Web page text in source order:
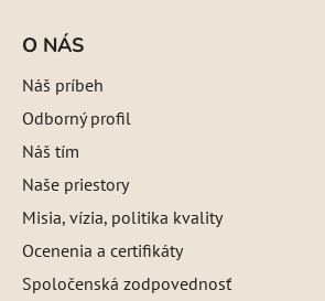
O NÁS
Náš príbeh
Odborný profil
Náš tím
Naše priestory
Misia, vízia, politika kvality
Ocenenia a certifikáty
Spoločenská zodpovednosť